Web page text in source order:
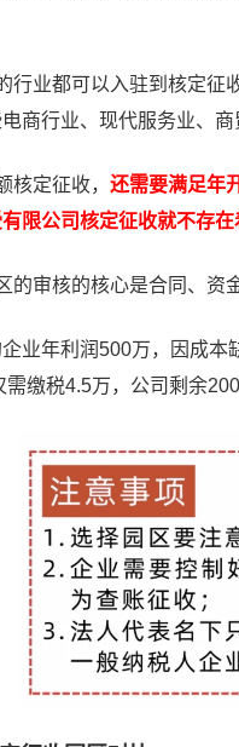
行业都可以入驻到核定征
商行业、现代服务业、
核定征收， 还需要满足年
限公司核定征收就不存在
的审核的核心是合同、资
年利润500万，因成本
缴税4.5万，公司剩余